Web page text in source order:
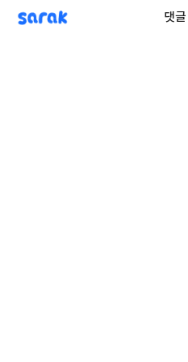
sarak 댓글